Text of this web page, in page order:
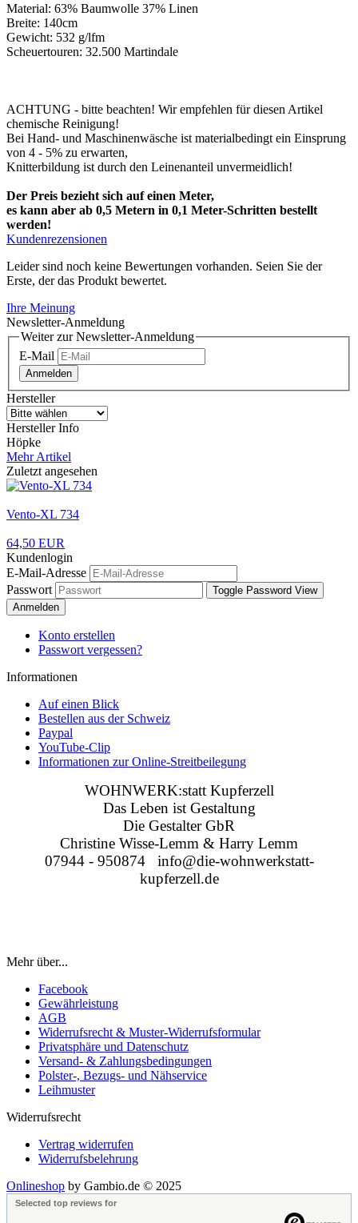
Material: 63% Baumwolle 37% Linen
Breite: 140cm
Gewicht: 532 g/lfm
Scheuertouren: 32.500 Martindale
ACHTUNG - bitte beachten! Wir empfehlen für diesen Artikel
chemische Reinigung!
Bei Hand- und Maschinenwäsche ist materialbedingt ein Einsprung
von 4 - 5% zu erwarten,
Knitterbildung ist durch den Leinenanteil unvermeidlich!
Der Preis bezieht sich auf einen Meter,
es kann aber ab 0,5 Metern in 0,1 Meter-Schritten bestellt
werden!
Kundenrezensionen
Leider sind noch keine Bewertungen vorhanden. Seien Sie der
Erste, der das Produkt bewertet.
Ihre Meinung
Newsletter-Anmeldung
Weiter zur Newsletter-Anmeldung
E-Mail
Anmelden
Hersteller
Hersteller Info
Höpke
Mehr Artikel
Zuletzt angesehen
Vento-XL 734
64,50 EUR
Kundenlogin
E-Mail-Adresse
Passwort
Toggle Password View
Anmelden
Konto erstellen
Passwort vergessen?
Informationen
Auf einen Blick
Bestellen aus der Schweiz
Paypal
YouTube-Clip
Informationen zur Online-Streitbeilegung
WOHNWERK:statt Kupferzell
Das Leben ist Gestaltung
Die Gestalter GbR
Christine Wisse-Lemm & Harry Lemm
07944 - 950874 info@die-wohnwerkstatt-
kupferzell.de
Mehr über...
Facebook
Gewährleistung
AGB
Widerrufsrecht & Muster-Widerrufsformular
Privatsphäre und Datenschutz
Versand- & Zahlungsbedingungen
Polster-, Bezugs- und Nähservice
Leihmuster
Widerrufsrecht
Vertrag widerrufen
Widerrufsbelehrung
Onlineshop by Gambio.de © 2025
Selected top reviews for